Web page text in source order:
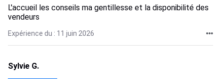
L'accueil les conseils ma gentillesse et la disponibilité des
vendeurs
Expérience du : 11 juin 2026
Sylvie G.